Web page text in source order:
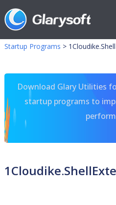
Startup Programs >
Download Glary Utilities
startup programs to